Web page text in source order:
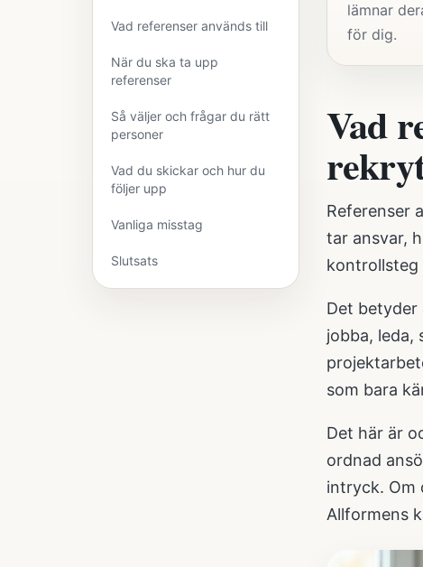
Vad referenser används till
När du ska ta upp
referenser
Så väljer och frågar du rätt
personer
Vad du skickar och hur du
följer upp
Vanliga misstag
Slutsats
lämnar
för dig.
Vad
Referenser
tar ansvar,
kontrollsteg
Det betyder
jobba, leda,
som bara
Det här är
ordnad
intryck. Om
Allformens